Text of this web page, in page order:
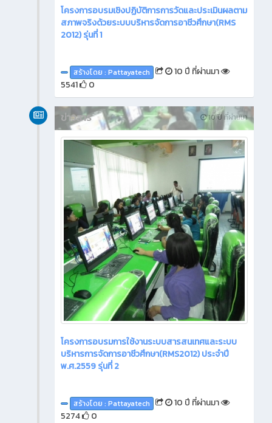
โครงการอบรมเชิงปฏิบัติการการวัดและประเมินผลตาม
สภาพจริงด้วยระบบบริหารจัดการอาชีวศึกษา(RMS
2012) รุ่นที่ 1
สร้างโดย : Pattayatech
10 ปี ที่ผ่านมา
5541
0
10 ปี ที่ผ่านมา
ข่าวสาร
โครงการอบรมการใช้งานระบบสารสนเทศและระบบ
บริหารการจัดการอาชีวศึกษา(RMS2012) ประจำปี
พ.ศ.2559 รุ่นที่ 2
สร้างโดย : Pattayatech
10 ปี ที่ผ่านมา
5274
0